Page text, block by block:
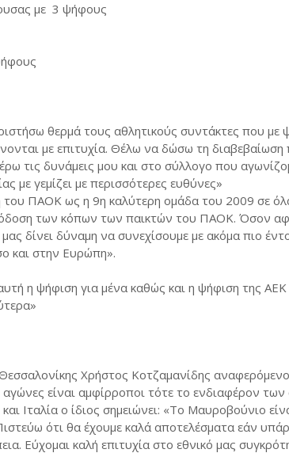
με 3 ψήφους
θερμά τους αθλητικούς συντάκτες που με
με επιτυχία. Θέλω να δώσω τη
τις δυνάμεις μου και στο σύλλογο που
γεμίζει με περισσότερες ευθύνες»
του ΠΑΟΚ ως η 9η καλύτερη ομάδα του 2009 σε
των κόπων των παικτών του ΠΑΟΚ. Όσον
δίνει δύναμη να συνεχίσουμε με ακόμα πιο
και στην Ευρώπη».
η ψήφιση για μένα καθώς και η ψήφιση της
Χρήστος Κοτζαμανίδης
είναι αμφίρροποι τότε το ενδιαφέρον των
Ιταλία ο ίδιος σημειώνει: «Το Μαυροβούνιο
ότι θα έχουμε καλά αποτελέσματα εάν
Εύχομαι καλή επιτυχία στο εθνικό μας